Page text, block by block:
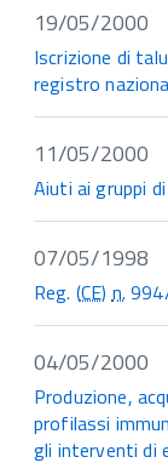
19/05/2000
Iscrizione di
registro
11/05/2000
Aiuti ai gruppi
07/05/1998
Reg. (CE)n.
04/05/2000
Produzione,
profilassi
gli interventi di